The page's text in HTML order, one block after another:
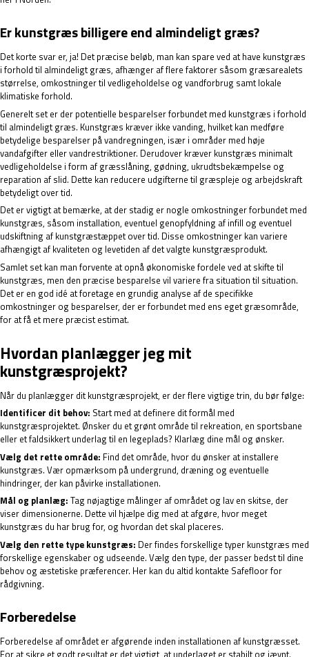
Er kunstgræs billigere end almindeligt græs?
Det korte svar er, ja! Det præcise beløb, man kan spare ved at have kunstgræs
i forhold til almindeligt græs, afhænger af flere faktorer såsom græsarealets
størrelse, omkostninger til vedligeholdelse og vandforbrug samt lokale
klimatiske forhold.
Generelt set er der potentielle besparelser forbundet med kunstgræs i forhold
til almindeligt græs. Kunstgræs kræver ikke vanding, hvilket kan medføre
betydelige besparelser på vandregningen, især i områder med høje
vandafgifter eller vandrestriktioner. Derudover kræver kunstgræs minimalt
vedligeholdelse i form af græsslåning, gødning, ukrudtsbekæmpelse og
reparation af slid. Dette kan reducere udgifterne til græspleje og arbejdskraft
betydeligt over tid.
Det er vigtigt at bemærke, at der stadig er nogle omkostninger forbundet med
kunstgræs, såsom installation, eventuel genopfyldning af infill og eventuel
udskiftning af kunstgræstæppet over tid. Disse omkostninger kan variere
afhængigt af kvaliteten og levetiden af det valgte kunstgræsprodukt.
Samlet set kan man forvente at opnå økonomiske fordele ved at skifte til
kunstgræs, men den præcise besparelse vil variere fra situation til situation.
Det er en god idé at foretage en grundig analyse af de specifikke
omkostninger og besparelser, der er forbundet med ens eget græsområde,
for at få et mere præcist estimat.
Hvordan planlægger jeg mit
kunstgræsprojekt?
Når du planlægger dit kunstgræsprojekt, er der flere vigtige trin, du bør følge:
Identificer dit behov: Start med at definere dit formål med
kunstgræsprojektet. Ønsker du et grønt område til rekreation, en sportsbane
eller et faldsikkert underlag til en legeplads? Klarlæg dine mål og ønsker.
Vælg det rette område: Find det område, hvor du ønsker at installere
kunstgræs. Vær opmærksom på undergrund, dræning og eventuelle
hindringer, der kan påvirke installationen.
Mål og planlæg: Tag nøjagtige målinger af området og lav en skitse, der
viser dimensionerne. Dette vil hjælpe dig med at afgøre, hvor meget
kunstgræs du har brug for, og hvordan det skal placeres.
Vælg den rette type kunstgræs: Der findes forskellige typer kunstgræs med
forskellige egenskaber og udseende. Vælg den type, der passer bedst til dine
behov og æstetiske præferencer. Her kan du altid kontakte Safefloor for
rådgivning.
Forberedelse
Forberedelse af området er afgørende inden installationen af kunstgræsset.
For at sikre et godt resultat er det vigtigt, at underlaget er stabilt og jævnt.